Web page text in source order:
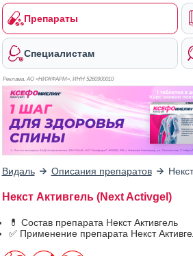
Препараты
Специалистам
Реклама. АО «НИЖФАРМ», ИНН 5260900010
Видаль Описания препаратов
Некст Активгель (Next Activgel)
💊 Состав препарата Некст Активгель
✅ Применение препарата Некст